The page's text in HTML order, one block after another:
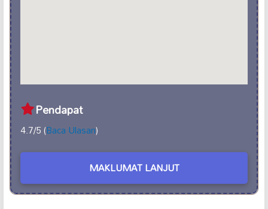
Pendapat
4.7/5 (Baca Ulasan)
MAKLUMAT LANJUT